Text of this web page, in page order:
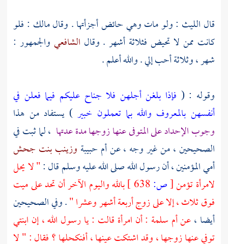
قال الليث : ولو مات وهي حائض أجزأتها . وقالمالك : فلو
كانت ممن لا تحيض فثلاثة أشهر . وقال الشافعي والجمهور :
شهر ، وثلاثة أحب إلي . والله أعلم .
وقوله : ( فإذا بلغن أجلهن فلا جناح عليكم فيما فعلن في
أنفسهن بالمعروف والله بما تعملون خبير ) يستفاد من هذا
وجوب الإحداد على المتوفى عنها زوجها مدة عدتها ، لما ثبت في
الصحيحين ، من غير وجه ، عنأم حبيبة وزينب بنت جحش
أمي المؤمنين ، أن رسول الله صلى الله عليه وسلم قال :" لا يحل
لامرأة تؤمن[ص:
بالله واليوم الآخر أن تحد على ميت
فوق ثلاث ، إلا على زوج أربعة أشهر وعشرا ". وفي الصحيحين
أيضا ،عنأم سلمة : أن امرأة قالت : يا رسول الله ، إن ابنتي
توفي عنها زوجها ، وقد اشتكت عينها ، أفنكحلها ؟ فقال : " لا